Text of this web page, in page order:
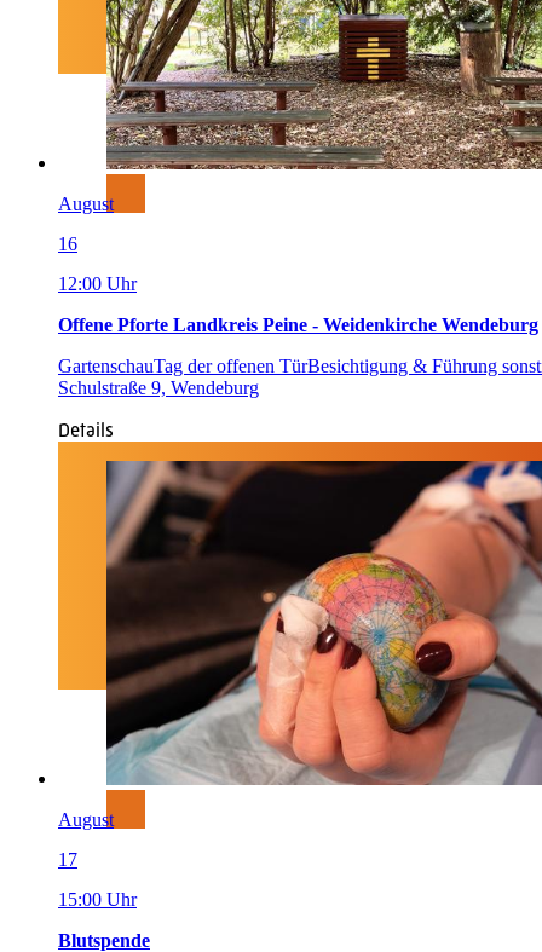
August
16
12:00 Uhr
Offene Pforte Landkreis Peine - Weidenkirche Wendeburg
GartenschauTag der offenen TürBesichtigung & Führung
Schulstraße 9, Wendeburg
Details
August
17
15:00 Uhr
Blutspende